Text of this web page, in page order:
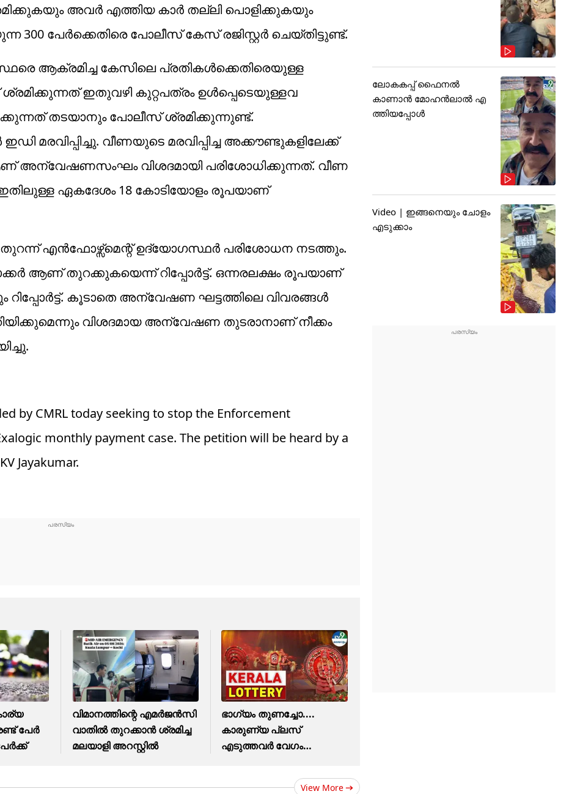
അവർ എത്തിയ കാർ തല്ലി പൊളിക്കുകയും
300 പേർക്കെതിരെ പോലീസ് കേസ് രജിസ്റ്റർ ചെയ്തിട്ടുണ്ട്.
ആക്രമിച്ച കേസിലെ പ്രതികൾക്കെതിരെയുള്ള
ഇതുവഴി കുറ്റപത്രം ഉൾപ്പെടെയുള്ളവ
തടയാനും പോലീസ് ശ്രമിക്കുന്നുണ്ട്.
മരവിപ്പിച്ചു. വീണയുടെ മരവിപ്പിച്ച അക്കൗണ്ടുകളിലേക്ക്
വിശദമായി പരിശോധിക്കുന്നത്. വീണ
ഏകദേശം 18 കോടിയോളം രൂപയാണ്
തുറന്ന് എൻഫോഴ്സ്മെന്റ് ഉദ്യോഗസ്ഥർ പരിശോധന നടത്തും.
ആണ് തുറക്കുകയെന്ന് റിപ്പോർട്ട്. ഒന്നരലക്ഷം രൂപയാണ്
റിപ്പോർട്ട്. കൂടാതെ അന്വേഷണ ഘട്ടത്തിലെ വിവരങ്ങൾ
വിശദമായ അന്വേഷണ തുടരാനാണ് നീക്കം
by CMRL today seeking to stop the Enforcement
monthly payment case. The petition will be heard by a
Jayakumar.
പേർ
വിമാനത്തിന്റെ എമർജൻസി
വാതിൽ തുറക്കാൻ ശ്രമിച്ച
മലയാളി അറസ്റ്റിൽ
ഭാഗ്യം തുണച്ചോ....
കാരുണ്യ പ്ലസ്
എടുത്തവര്‍ വേഗം
View More
ലോകകപ്പ് ഫൈനൽ
കാണാൻ മോഹൻലാൽ എ
ത്തിയപ്പോൾ
Video | ഇങ്ങനെയും ചോളം
എടുക്കാം